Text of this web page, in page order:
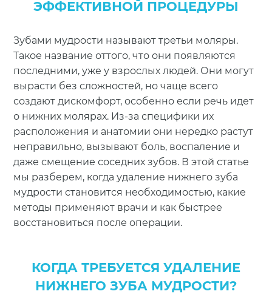
ЭФФЕКТИВНОЙ ПРОЦЕДУРЫ
Зубами мудрости называют третьи моляры.
Такое название оттого, что они появляются
последними, уже у взрослых людей. Они могут
вырасти без сложностей, но чаще всего
создают дискомфорт, особенно если речь идет
о нижних молярах. Из-за специфики их
расположения и анатомии они нередко растут
неправильно, вызывают боль, воспаление и
даже смещение соседних зубов. В этой статье
мы разберем, когда удаление нижнего зуба
мудрости становится необходимостью, какие
методы применяют врачи и как быстрее
восстановиться после операции.
КОГДА ТРЕБУЕТСЯ УДАЛЕНИЕ
НИЖНЕГО ЗУБА МУДРОСТИ?